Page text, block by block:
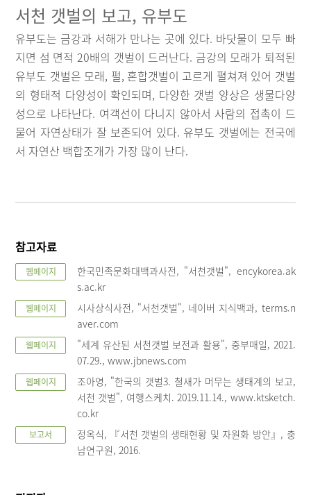
서천 갯벌의 보고, 유부도
유부도는 금강과 서해가 만나는 곳에 있다. 바닷물이 모두 빠
지면 섬 면적 20배의 갯벌이 드러난다. 금강의 모래가 퇴적된
유부도 갯벌은 모래, 펄, 혼합갯벌이 고르게 펼쳐져 있어 갯벌
의 형태적 다양성이 확인되며, 다양한 갯벌 양상은 생물다양
성으로 나타난다. 여객선이 다니지 않아서 사람의 접촉이 드
물어 자연상태가 잘 보존되어 있다. 유부도 갯벌에는 전국에
서 자연산 백합조개가 가장 많이 난다.
참고자료
웹페이지
한국민족문화대백과사전, "서천갯벌", encykorea.ak
s.ac.kr
웹페이지
시사상식사전, "서천갯벌", 네이버 지식백과, terms.n
aver.com
웹페이지
"세계 유산된 서천갯벌 보전과 활용", 중부매일, 2021.
07.29., www.jbnews.com
웹페이지
조아영, "한국의 갯벌3. 철새가 머무는 생태계의 보고,
서천 갯벌", 여행스케치. 2019.11.14., www.ktsketch.
co.kr
보고서
정옥식, 『서천 갯벌의 생태현황 및 자원화 방안』, 충
남연구원, 2016.